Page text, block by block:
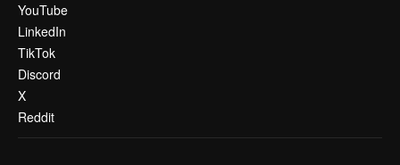
YouTube
LinkedIn
TikTok
Discord
X
Reddit